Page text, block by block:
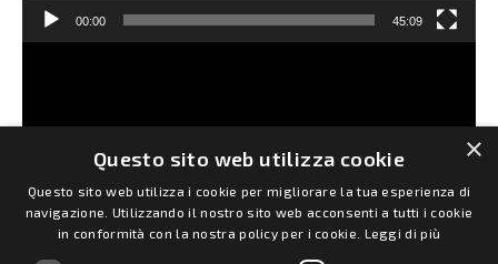
00:00 45:09
CLICCA QUI PER ANDARE ALLE SCHEDE
DIDATTICHE
×
Questo sito web utilizza cookie
Questo sito web utilizza i cookie per migliorare la tua esperienza di
navigazione. Utilizzando il nostro sito web acconsenti a tutti i cookie
in conformità con la nostra policy per i cookie. Leggi di più